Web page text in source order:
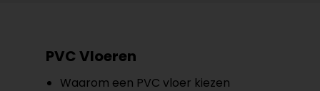
PVC Vloeren
Waarom een PVC vloer kiezen